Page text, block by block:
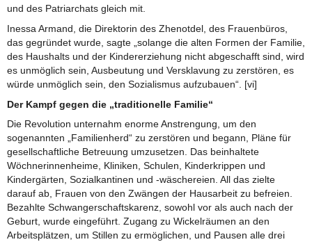
und des Patriarchats gleich mit.
Inessa Armand, die Direktorin des Zhenotdel, des Frauenbüros,
das gegründet wurde, sagte „solange die alten Formen der Familie,
des Haushalts und der Kindererziehung nicht abgeschafft sind, wird
es unmöglich sein, Ausbeutung und Versklavung zu zerstören, es
würde unmöglich sein, den Sozialismus aufzubauen“. [vi]
Der Kampf gegen die „traditionelle Familie“
Die Revolution unternahm enorme Anstrengung, um den
sogenannten „Familienherd“ zu zerstören und begann, Pläne für
gesellschaftliche Betreuung umzusetzen. Das beinhaltete
Wöchnerinnenheime, Kliniken, Schulen, Kinderkrippen und
Kindergärten, Sozialkantinen und -wäschereien. All das zielte
darauf ab, Frauen von den Zwängen der Hausarbeit zu befreien.
Bezahlte Schwangerschaftskarenz, sowohl vor als auch nach der
Geburt, wurde eingeführt. Zugang zu Wickelräumen an den
Arbeitsplätzen, um Stillen zu ermöglichen, und Pausen alle drei